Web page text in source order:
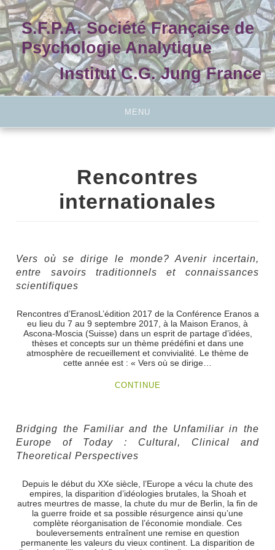
Skip
to
contentS.F.P.A. Société Française de
Psychologie Analytique
Institut C.G. Jung France
MENU
Rencontres
internationales
Vers où se dirige le monde? Avenir incertain,
entre savoirs traditionnels et connaissances
scientifiques
Rencontres d’EranosL’édition 2017 de la Conférence Eranos a
eu lieu du 7 au 9 septembre 2017, à la Maison Eranos, à
Ascona-Moscia (Suisse) dans un esprit de partage d’idées,
thèses et concepts sur un thème prédéfini et dans une
atmosphère de recueillement et convivialité. Le thème de
cette année est : « Vers où se dirige…
CONTINUE
Bridging the Familiar and the Unfamiliar in the
Europe of Today : Cultural, Clinical and
Theoretical Perspectives
Depuis le début du XXe siècle, l’Europe a vécu la chute des
empires, la disparition d’idéologies brutales, la Shoah et
autres meurtres de masse, la chute du mur de Berlin, la fin de
la guerre froide et sa possible résurgence ainsi qu’une
complète réorganisation de l’économie mondiale. Ces
bouleversements entraînent une remise en question
permanente les valeurs du vieux continent. La disparition de